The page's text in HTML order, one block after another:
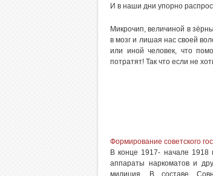
И в наши дни упорно
Микрочип, величиной в
в мозг и лишая нас своей
или иной человек, что
потратят! Так что если не
Формирование советского
В конце 1917- начале 1918
аппараты наркоматов и
милиция. В составе